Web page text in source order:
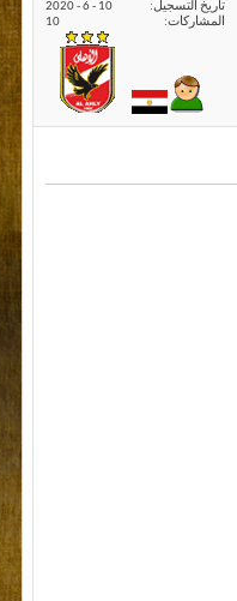
تاريخ التسجيل
10 - 6 - 2020
المشاركات
10